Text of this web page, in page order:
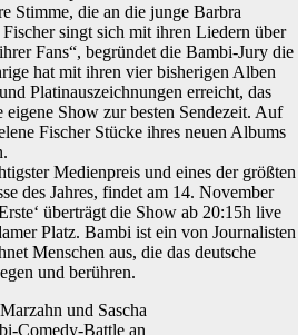
Stimme, die an die junge Barbra
singt sich mit ihren Liedern über
Fans“, begründet die Bambi-Jury die
hat mit ihren vier bisherigen Alben
Platinauszeichnungen erreicht, das
Show zur besten Sendezeit. Auf
Fischer Stücke ihres neuen Albums
Medienpreis und eines der größten
des Jahres, findet am 14. November
überträgt die Show ab 20:15h live
Platz. Bambi ist ein von Journalisten
Menschen aus, die das deutsche
und berühren.
und Sascha
Comedy-Battle an